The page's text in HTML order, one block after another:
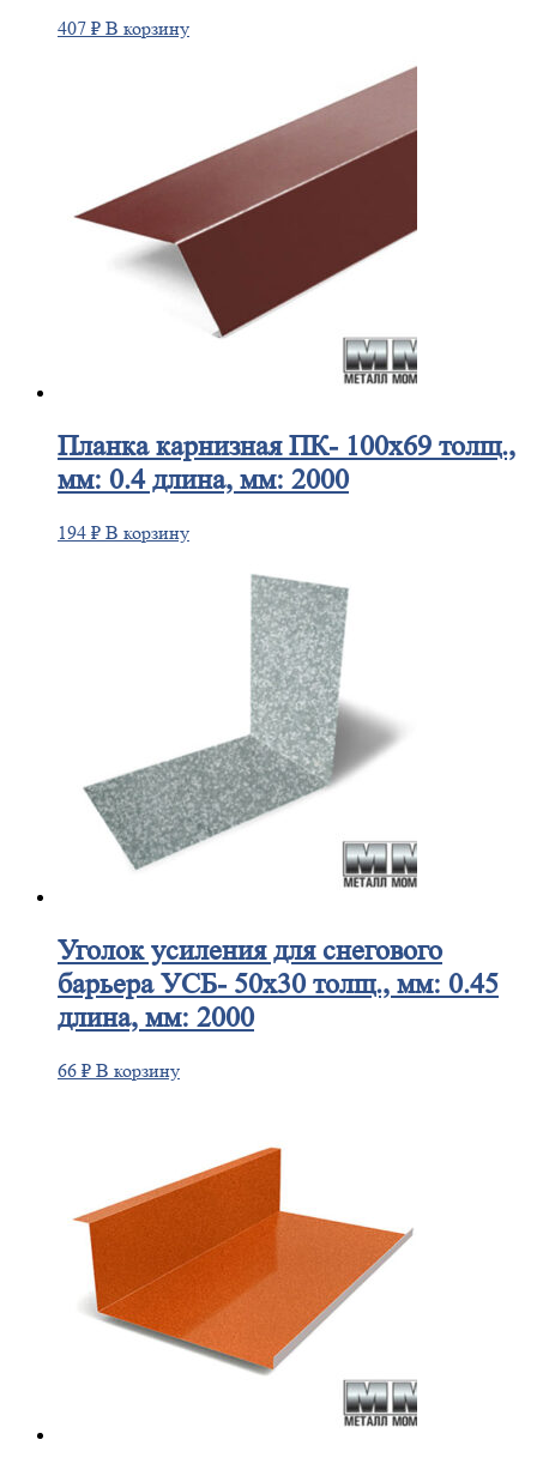
407 ₽ В корзину
Планкакарнизная ПК- 100х69 толщ.,
мм: 0.4 длина, мм: 2000
194 ₽ В корзину
Уголокусиления для снегового
барьера УСБ- 50х30 толщ., мм: 0.45
длина, мм: 2000
66 ₽ В корзину